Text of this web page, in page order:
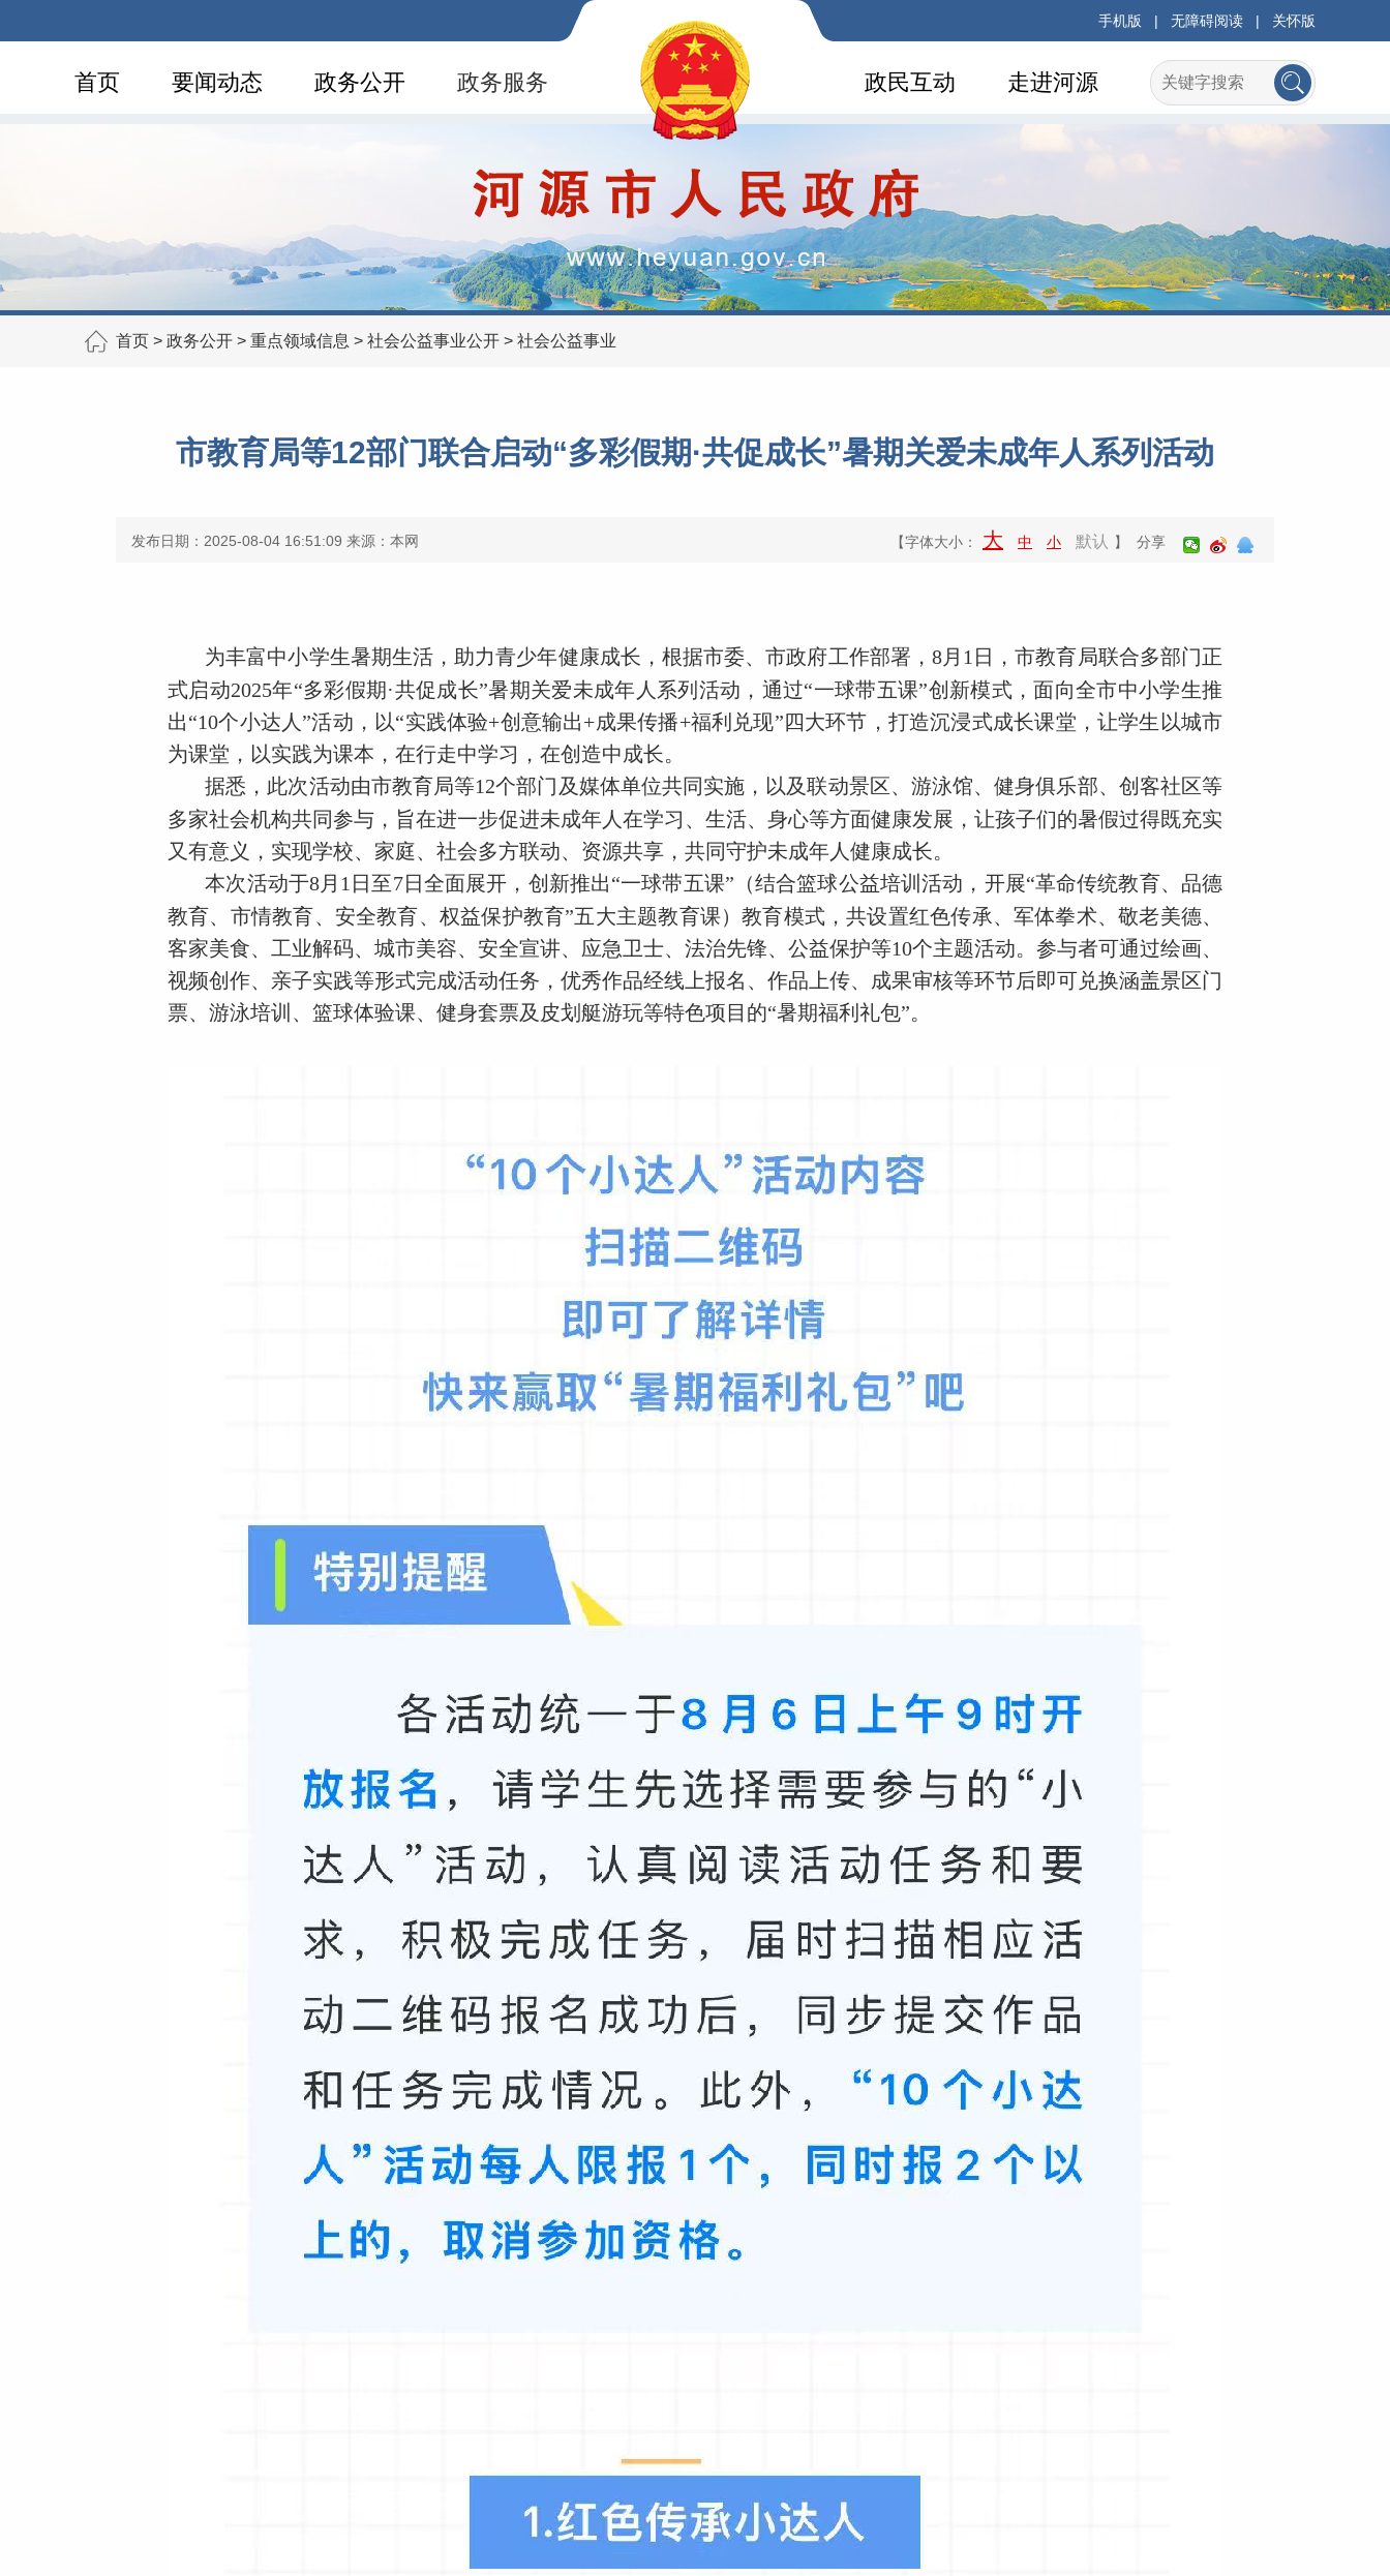
手机版 | 无障碍阅读 | 关怀版
首页 要闻动态 政务公开 政务服务 走进河源
政民互动
首页 > 政务公开 > 重点领域信息 > 社会公益事业公开 > 社会公益事业
市教育局等12部门联合启动“多彩假期·共促成长”暑期关爱未成年人系列活动
发布日期：2025-08-04 16:51:09 来源：本网 【字体大小： 大 中 小 默认 】 分享
为丰富中小学生暑期生活，助力青少年健康成长，根据市委、市政府工作部署，8月1日，市教育局联合多部门正
式启动2025年“多彩假期·共促成长”暑期关爱未成年人系列活动，通过“一球带五课”创新模式，面向全市中小学生推
出“10个小达人”活动，以“实践体验+创意输出+成果传播+福利兑现”四大环节，打造沉浸式成长课堂，让学生以城市
为课堂，以实践为课本，在行走中学习，在创造中成长。
据悉，此次活动由市教育局等12个部门及媒体单位共同实施，以及联动景区、游泳馆、健身俱乐部、创客社区等
多家社会机构共同参与，旨在进一步促进未成年人在学习、生活、身心等方面健康发展，让孩子们的暑假过得既充实
又有意义，实现学校、家庭、社会多方联动、资源共享，共同守护未成年人健康成长。
本次活动于8月1日至7日全面展开，创新推出“一球带五课”（结合篮球公益培训活动，开展“革命传统教育、品德
教育、市情教育、安全教育、权益保护教育”五大主题教育课）教育模式，共设置红色传承、军体拳术、敬老美德、
客家美食、工业解码、城市美容、安全宣讲、应急卫士、法治先锋、公益保护等10个主题活动。参与者可通过绘画、
视频创作、亲子实践等形式完成活动任务，优秀作品经线上报名、作品上传、成果审核等环节后即可兑换涵盖景区门
票、游泳培训、篮球体验课、健身套票及皮划艇游玩等特色项目的“暑期福利礼包”。